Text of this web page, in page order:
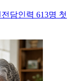
담인력 613명 첫